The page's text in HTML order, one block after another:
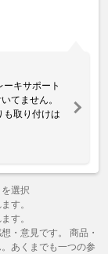
キサポート
てません。
取り付けは
選択
す。
す。
・意見です。 商品・
あくまでも一つの参